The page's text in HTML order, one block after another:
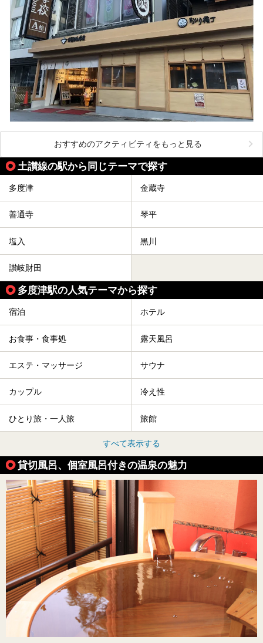
おすすめのアクティビティをもっと見る
土讃線の駅から同じテーマで探す
多度津 金蔵寺
善通寺 琴平
塩入 黒川
讃岐財田
多度津駅の人気テーマから探す
宿泊 ホテル
お食事・食事処 露天風呂
エステ・マッサージ サウナ
カップル 冷え性
ひとり旅・一人旅 旅館
すべて表示する
貸切風呂、個室風呂付きの温泉の魅力